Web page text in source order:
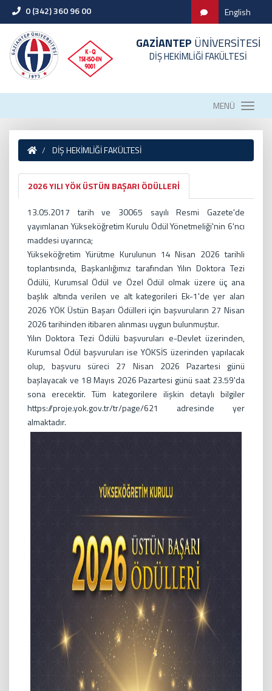
0 (342) 360 96 00 English
GAZİANTEP ÜNİVERSİTESİ
DİŞ HEKİMLİĞİ FAKÜLTESİ
MENÜ
DİŞ HEKİMLİĞİ FAKÜLTESİ
2026 YILI YÖK ÜSTÜN BAŞARI ÖDÜLLERİ
13.05.2017 tarih ve 30065 sayılı Resmi Gazete'de
yayımlanan Yükseköğretim Kurulu Ödül Yönetmeliği'nin 6'ncı
maddesi uyarınca;
Yükseköğretim Yürütme Kurulunun 14 Nisan 2026 tarihli
toplantısında, Başkanlığımız tarafından Yılın Doktora Tezi
Ödülü, Kurumsal Ödül ve Özel Ödül olmak üzere üç ana
başlık altında verilen ve alt kategorileri Ek-1'de yer alan
2026 YÖK Üstün Başarı Ödülleri için başvuruların 27 Nisan
2026 tarihinden itibaren alınması uygun bulunmuştur.
Yılın Doktora Tezi Ödülü başvuruları e-Devlet üzerinden,
Kurumsal Ödül başvuruları ise YÖKSİS üzerinden yapılacak
olup, başvuru süreci 27 Nisan 2026 Pazartesi günü
başlayacak ve 18 Mayıs 2026 Pazartesi günü saat 23.59'da
sona erecektir. Tüm kategorilere ilişkin detaylı bilgiler
https://proje.yok.gov.tr/tr/page/621 adresinde yer
almaktadır.